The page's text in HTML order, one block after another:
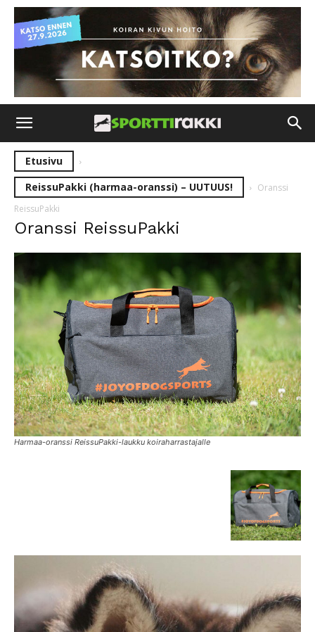
Etusivu
ReissuPakki (harmaa-oranssi) – UUTUUS!
Oranssi
ReissuPakki
Oranssi ReissuPakki
Harmaa-oranssi ReissuPakki-laukku koiraharrastajalle